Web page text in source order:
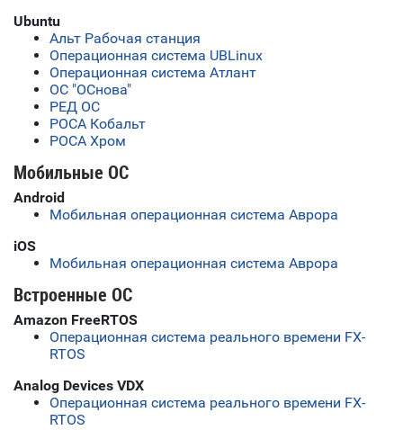
Ubuntu
Альт Рабочая станция
Операционная система UBLinux
Операционная система Атлант
ОС "ОСнова"
РЕД ОС
РОСА Кобальт
РОСА Хром
Мобильные ОС
Android
Мобильная операционная система Аврора
iOS
Мобильная операционная система Аврора
Встроенные ОС
Amazon FreeRTOS
Операционная система реального времени FX-
RTOS
Analog Devices VDX
Операционная система реального времени FX-
RTOS